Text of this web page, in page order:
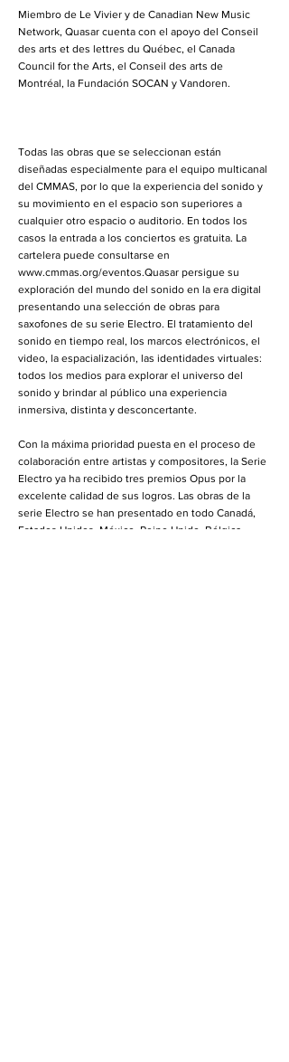
Miembro de Le Vivier y de Canadian New Music
Network, Quasar cuenta con el apoyo del Conseil
des arts et des lettres du Québec, el Canada
Council for the Arts, el Conseil des arts de
Montréal, la Fundación SOCAN y Vandoren.
Todas las obras que se seleccionan están
diseñadas especialmente para el equipo multicanal
del CMMAS, por lo que la experiencia del sonido y
su movimiento en el espacio son superiores a
cualquier otro espacio o auditorio. En todos los
casos la entrada a los conciertos es gratuita. La
cartelera puede consultarse en
www.cmmas.org/eventos.Quasar persigue su
exploración del mundo del sonido en la era digital
presentando una selección de obras para
saxofones de su serie Electro. El tratamiento del
sonido en tiempo real, los marcos electrónicos, el
video, la espacialización, las identidades virtuales:
todos los medios para explorar el universo del
sonido y brindar al público una experiencia
inmersiva, distinta y desconcertante.
Con la máxima prioridad puesta en el proceso de
colaboración entre artistas y compositores, la Serie
Electro ya ha recibido tres premios Opus por la
excelente calidad de sus logros. Las obras de la
serie Electro se han presentado en todo Canadá,
Estados Unidos, México, Reino Unido, Bélgica,